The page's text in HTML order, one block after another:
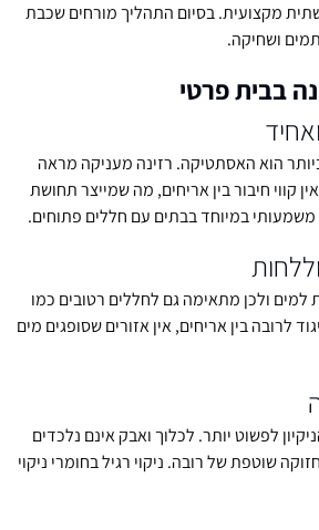
מקצועית. בסיום התהליך מורחים שכבת
ושחיקה.
בבית פרטי
הוא האסתטיקה. רזינה מעניקה מראה
קווי חיבור בין אריחים, מה שמייצר תחושת
משמעותי במיוחד בבתים עם חללים פתוחים.
למים ולכן מתאימה גם לחללים רטובים כמו
לרובה בין אריחים, אין אזורים שסופגים מים
לפשוט יותר. לכלוך ואבק אינם נלכדים
שוטפת של רובה. ניקוי רגיל בחומרי ניקוי